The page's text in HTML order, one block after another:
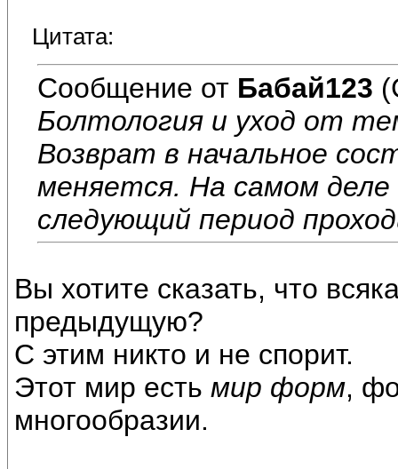
Цитата:
Сообщение от Бабай123
Болтология и уход от
Возврат в начальное
меняется. На самом
следующий период
Вы хотите сказать, что
предыдущую?
С этим никто и не спорит.
Этот мир есть мир форм,
многообразии.